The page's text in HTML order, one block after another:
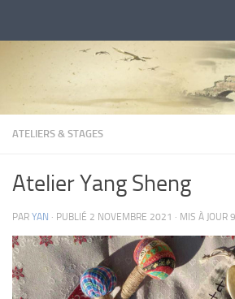
ATELIERS & STAGES
Atelier Yang Sheng
PAR YAN · PUBLIÉ 2 NOVEMBRE 2021 · MIS À JOUR